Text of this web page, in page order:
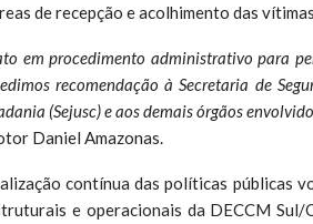
de recepção e acolhimento das vítimas.
em procedimento administrativo para
recomendação à Secretaria de
(Sejusc) e aos demais órgãos
Daniel Amazonas.
contínua das políticas públicas
e operacionais da DECCM